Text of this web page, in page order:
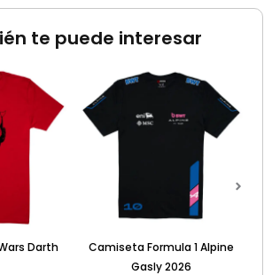
te puede interesar
1 Alpine
Camiseta Star Wars The Last
Jedi